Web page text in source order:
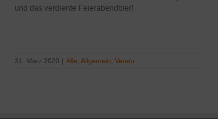
und das verdiente Feierabendbier!
31. März 2020 | Alle Allgemein Verein